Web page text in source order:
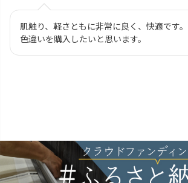
肌触り、軽さともに非常に良く、快適です。
色違いを購入したいと思います。